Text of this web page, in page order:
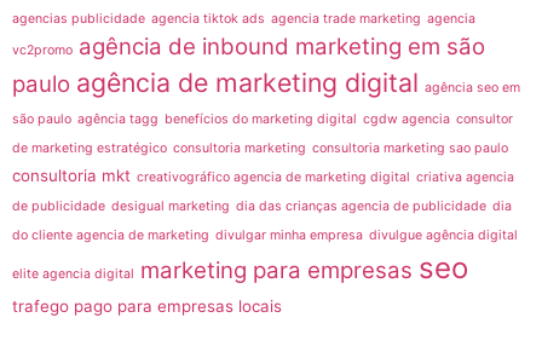
agencias publicidade agencia tiktok ads agencia trade marketing agencia
vc2promo agência de inbound marketing em são
paulo agência de marketing digital agência seo em
são paulo agência tagg benefícios do marketing digital cgdw agencia consultor
de marketing estratégico consultoria marketing consultoria marketing sao paulo
consultoria mkt creativográfico agencia de marketing digital criativa agencia
de publicidade desigual marketing dia das crianças agencia de publicidade dia
do cliente agencia de marketing divulgar minha empresa divulgue agência digital
elite agencia digital marketing para empresas seo
trafego pago para empresas locais